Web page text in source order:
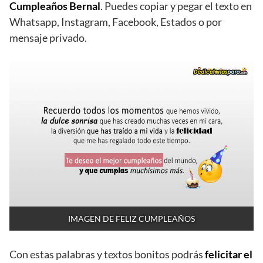
Cumpleaños Bernal. Puedes copiar y pegar el texto en
Whatsapp, Instagram, Facebook, Estados o por
mensaje privado.
IMAGEN DE FELIZ CUMPLEAÑOS
Con estas palabras y textos bonitos podrásfelicitar el